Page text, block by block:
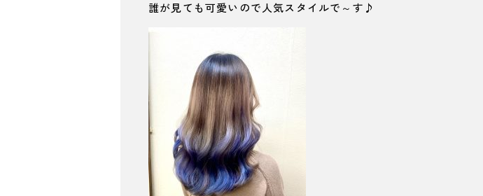
誰が見ても可愛いので人気スタイルで～す♪